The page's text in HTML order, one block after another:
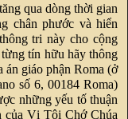
qua dòng thời gian
chân phước và hiển
tri này cho cộng
tín hữu hãy thông
án giáo phận Roma (ở
số 6, 00184 Roma)
những yếu tố thuận
của Vị Tôi Chớ Chúa